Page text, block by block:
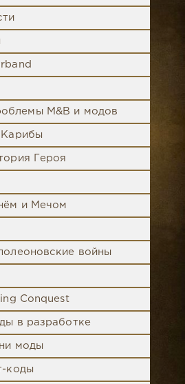
M&B и модов
Карибы
Героя
и Мечом
войны
Conquest
в разработке
моды
коды